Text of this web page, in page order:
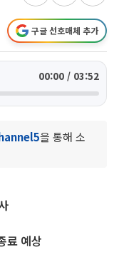
구글 선호매체 추가
00:00 / 03:52
을 통해 소
료 예상